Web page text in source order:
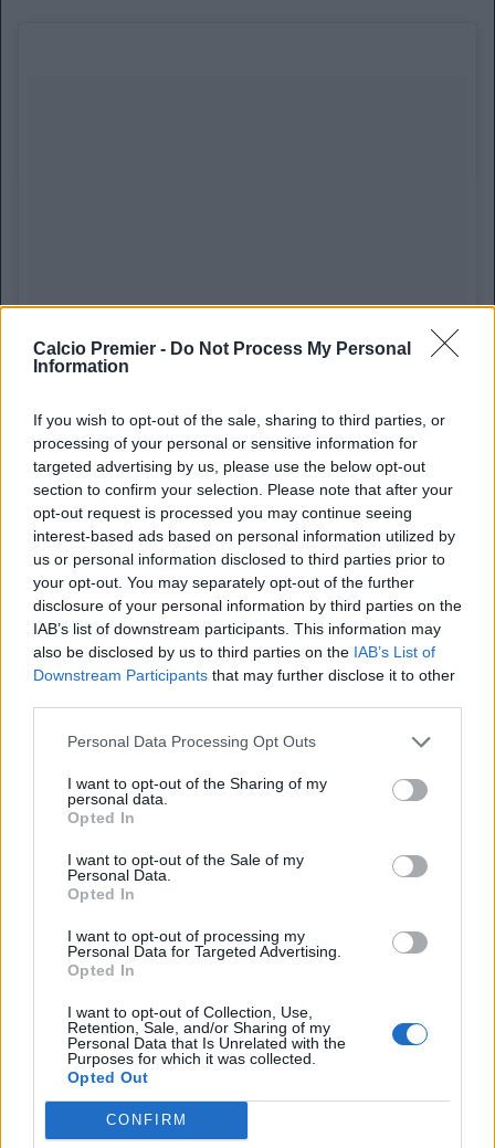
Calcio Premier - Do Not Process My Personal
Information
If you wish to opt-out of the sale, sharing to third parties, or
processing of your personal or sensitive information for
targeted advertising by us, please use the below opt-out
section to confirm your selection. Please note that after your
opt-out request is processed you may continue seeing
interest-based ads based on personal information utilized by
us or personal information disclosed to third parties prior to
your opt-out. You may separately opt-out of the further
disclosure of your personal information by third parties on the
IAB’s list of downstream participants. This information may
also be disclosed by us to third parties on the IAB’s List of
Downstream Participants that may further disclose it to other
Personal Data Processing Opt Outs
I want to opt-out of the Sharing of my
personal data.
Opted In
I want to opt-out of the Sale of my
Personal Data.
Opted In
I want to opt-out of processing my
Personal Data for Targeted Advertising.
Opted In
I want to opt-out of Collection, Use,
Retention, Sale, and/or Sharing of my
Personal Data that Is Unrelated with the
Purposes for which it was collected.
Opted Out
CONFIRM
Well done @vardy7! You’re number one now and you
deserved it. #11inarow.
Una foto pubblicata da Ruud van Nistelrooy (@rvnistelrooy) in data:
LEONARDO VIGNOZZI